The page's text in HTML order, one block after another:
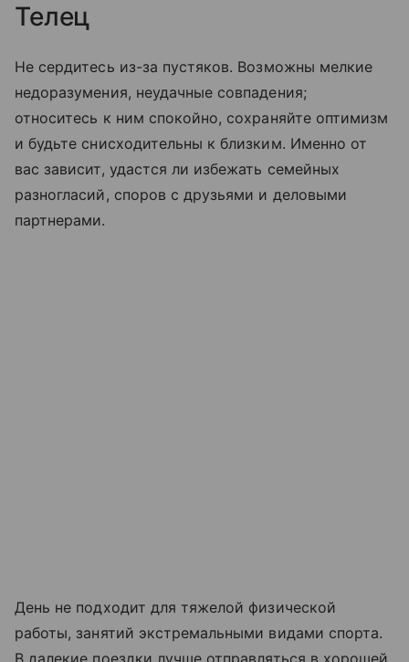
Телец
Не сердитесь из-за пустяков. Возможны мелкие
недоразумения, неудачные совпадения;
относитесь к ним спокойно, сохраняйте оптимизм
и будьте снисходительны к близким. Именно от
вас зависит, удастся ли избежать семейных
разногласий, споров с друзьями и деловыми
партнерами.
День не подходит для тяжелой физической
работы, занятий экстремальными видами спорта.
В далекие поездки лучше отправляться в хорошей